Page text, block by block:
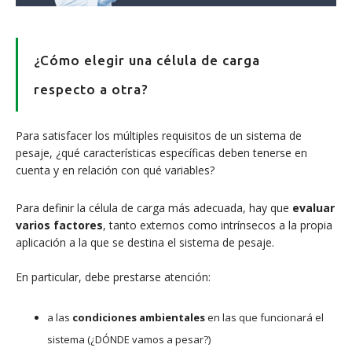
¿Cómo elegir una célula de carga
respecto a otra?
Para satisfacer los múltiples requisitos de un sistema de
pesaje, ¿qué características específicas deben tenerse en
cuenta y en relación con qué variables?
Para definir la célula de carga más adecuada, hay que evaluar
varios factores, tanto externos como intrínsecos a la propia
aplicación a la que se destina el sistema de pesaje.
En particular, debe prestarse atención:
a las condiciones ambientalesen las que funcionará el
sistema (¿DÓNDE vamos a pesar?)